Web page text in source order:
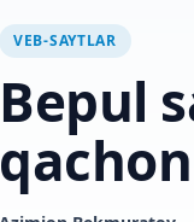
VEB-SAYTLAR
Bepul